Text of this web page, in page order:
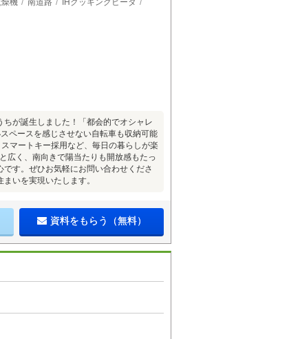
機 南道路 IHクッキングヒータ
が誕生しました！「都会的でオシャレ
ペースを感じさせない自転車も収納可能
マートキー採用など、毎日の暮らしが楽
広く、南向きで陽当たりも開放感もたっ
す。ぜひお気軽にお問い合わせくださ
いを実現いたします。
資料をもらう（無料）